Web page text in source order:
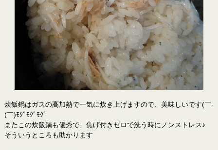
炊飯鍋はガスの高加熱で一気に炊き上げますので、美味しいです(￣-
(￣)ﾓｸﾞﾓｸﾞﾓｸﾞ
またこの炊飯鍋も優秀で、焦げ付きゼロで洗う時にノンストレス♪
そういうところも助かります